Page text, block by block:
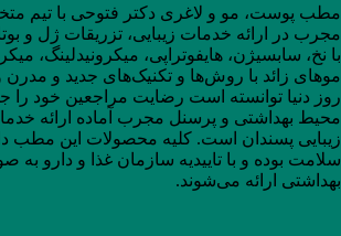
مطب پوست، مو و لاغری دکتر فتوحی با تیم
مجرب در ارائه خدمات زیبایی، تزریقات ژل و
با نخ، سابسیژن، هایفوتراپی، میکرونیدلینگ،
موهای زائد با روش‌ها و تکنیک‌های جدید و مدرن
روز دنیا توانسته است رضایت مراجعین خود را
محیط بهداشتی و پرسنل مجرب آماده ارائه
زیبایی پسندان است. کلیه محصولات این مطب
سلامت بوده و با تاییدیه سازمان غذا و دارو به
بهداشتی ارائه می‌شوند.